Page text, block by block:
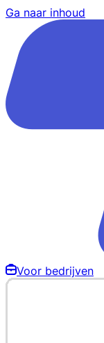
Ga naar inhoud
Voor bedrijven